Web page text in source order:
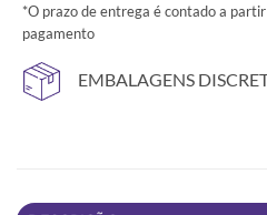
*O prazo de entrega é contado a
pagamento
EMBALAGENS